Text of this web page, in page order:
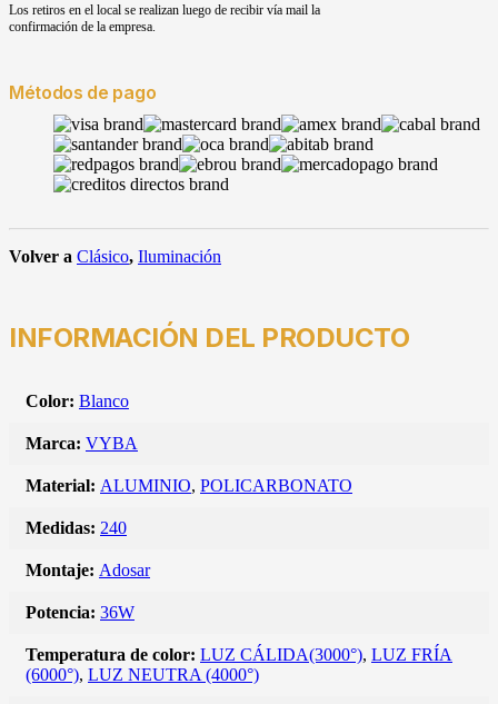
Los retiros en el local se realizan luego de recibir vía mail la
confirmación de la empresa.
Métodos de pago
Volver a Clásico, Iluminación
INFORMACIÓN DEL PRODUCTO
Color: Blanco
Marca: VYBA
Material: ALUMINIO, POLICARBONATO
Medidas: 240
Montaje: Adosar
Potencia: 36W
Temperatura de color: LUZ CÁLIDA(3000°), LUZ FRÍA
(6000°), LUZ NEUTRA (4000°)